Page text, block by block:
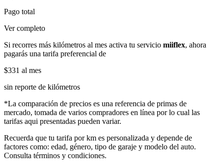
Pago total
Ver completo
Si recorres más kilómetros al mes activa tu servicio miiflex, ahora
pagarás una tarifa preferencial de
$331 al mes
sin reporte de kilómetros
*La comparación de precios es una referencia de primas de
mercado, tomada de varios compradores en línea por lo cual las
tarifas aqui presentadas pueden variar.
Recuerda que tu tarifa por km es personalizada y depende de
factores como: edad, género, tipo de garaje y modelo del auto.
Consulta términos y condiciones.